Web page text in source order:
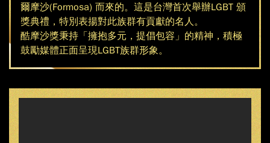
爾摩沙(Formosa) 而來的。這是台灣首次舉辦LGBT 頒
獎典禮，特別表揚對此族群有貢獻的名人。
酷摩沙獎秉持「擁抱多元，提倡包容」的精神，積極
鼓勵媒體正面呈現LGBT族群形象。